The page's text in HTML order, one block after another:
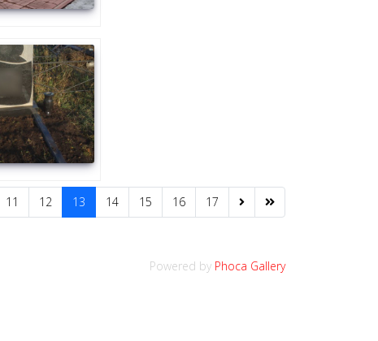
11 12 13 14 15 16 17
Powered by Phoca Gallery